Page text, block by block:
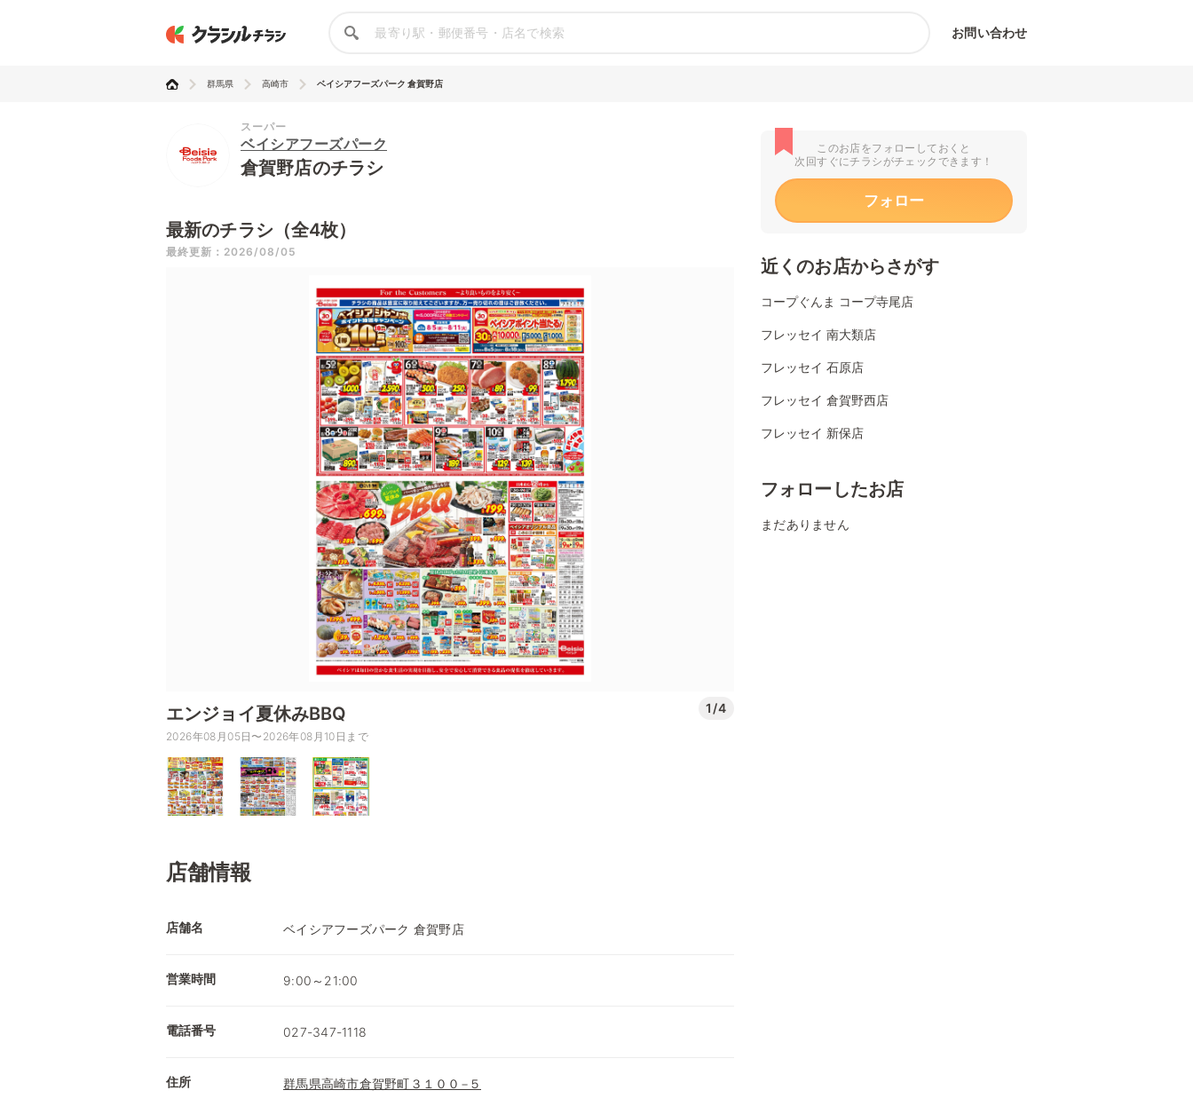
お問い合わせ
群馬県 高崎市 ベイシアフーズパーク 倉賀野店
スーパー
ベイシアフーズパーク
倉賀野店のチラシ
最新のチラシ（全4枚）
最終更新：2026/08/05
エンジョイ夏休みBBQ 1/4
2026年08月05日〜2026年08月10日まで
店舗情報
店舗名 ベイシアフーズパーク 倉賀野店
営業時間 9:00～21:00
電話番号 027-347-1118
住所 群馬県高崎市倉賀野町３１００−５
このお店をフォローしておくと
次回すぐにチラシがチェックできます！
フォロー
近くのお店からさがす
コープぐんま コープ寺尾店
フレッセイ 南大類店
フレッセイ 石原店
フレッセイ 倉賀野西店
フレッセイ 新保店
フォローしたお店
まだありません